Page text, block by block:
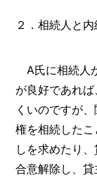
２．相続人と
A氏に相続人
が良好であれ
くいのですが
権を相続した
しを求めたり
合意解除し、